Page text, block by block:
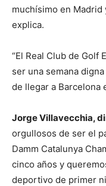
muchísimo en
explica.
“El Real Club de Golf
ser una semana
de llegar a Barcelona
Jorge Villavecchia,
orgullosos de ser el
Damm Catalunya
cinco años y
deportivo de primer